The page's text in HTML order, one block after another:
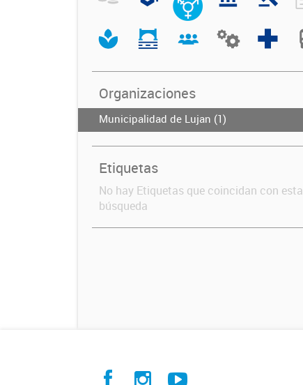
Organizaciones
Municipalidad de Lujan (1)
Etiquetas
No hay Etiquetas que coincidan con esta
búsqueda